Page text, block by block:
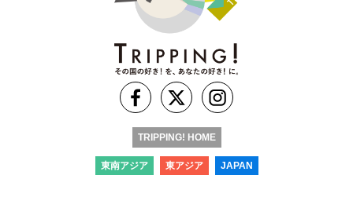
TRIPPING! HOME
東南アジア 東アジア JAPAN